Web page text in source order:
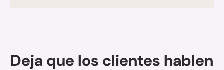
Deja que los clientes hablen